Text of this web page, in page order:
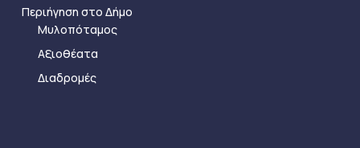
Περιήγηση στο Δήμο
Μυλοπόταμος
Αξιοθέατα
Διαδρομές